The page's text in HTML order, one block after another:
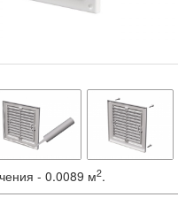
- 0.0089 м2.